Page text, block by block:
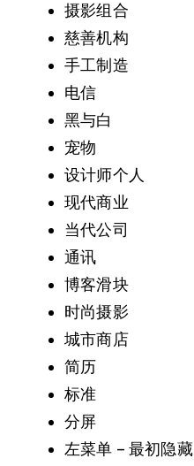
摄影组合
慈善机构
手工制造
电信
黑与白
宠物
设计师个人
现代商业
当代公司
通讯
博客滑块
时尚摄影
城市商店
简历
标准
分屏
左菜单 – 最初隐藏